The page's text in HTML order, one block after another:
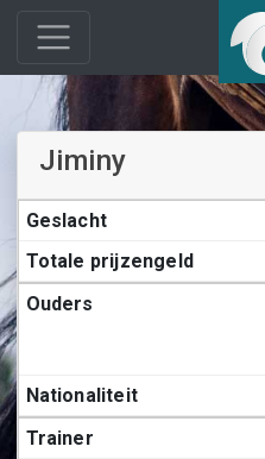
Jiminy